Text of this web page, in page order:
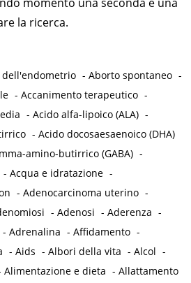
momento una seconda e una
la ricerca.
dell'endometrio -Aborto spontaneo -
-Accanimento terapeutico -
-Acido alfa-lipoico (ALA) -
-Acido docosaesaenoico (DHA)
amino-butirrico (GABA) -
-Acqua e idratazione -
-Adenocarcinoma uterino -
-Adenosi -Aderenza -
-Adrenalina -Affidamento -
-Aids -Albori della vita -Alcol -
Alimentazione e dieta -Allattamento